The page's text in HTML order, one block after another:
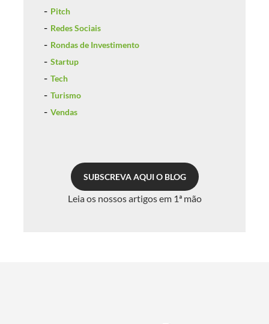
Pitch
Redes Sociais
Rondas de Investimento
Startup
Tech
Turismo
Vendas
SUBSCREVA AQUI O BLOG
Leia os nossos artigos em 1ª mão